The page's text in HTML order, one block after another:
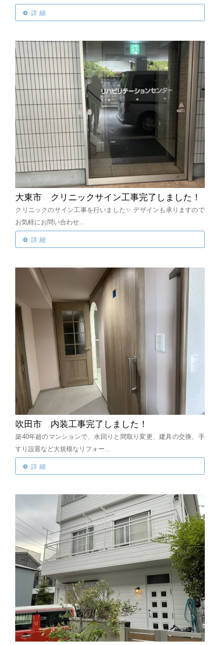
詳 細
大東市 クリニックサイン工事完了しました！
クリニックのサイン工事を行いました✨ デザインも承りますので
お気軽にお問い合わせ...
詳 細
吹田市 内装工事完了しました！
築40年超のマンションで、水回りと間取り変更、建具の交換、手
すり設置など大規模なリフォー...
詳 細